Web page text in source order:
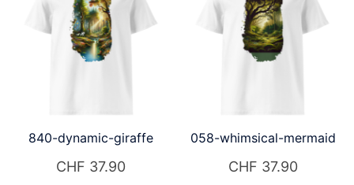
Varianten
auf.
Die
auf
der
Produktseite
Varianten
auf.
Die
auf
der
Produktseite
840-dynamic-giraffe
CHF 37.90
058-whimsical-mermaid
CHF 37.90